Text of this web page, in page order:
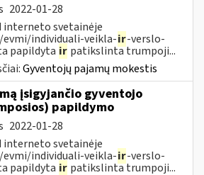
2022-01-28
interneto svetainėje
individuali-veikla-ir-verslo-
papildyta ir patikslinta trumpoji...
Gyventojų pajamų mokestis
įsigyjančio gyventojo
papildymo
2022-01-28
interneto svetainėje
individuali-veikla-ir-verslo-
papildyta ir patikslinta trumpoji...